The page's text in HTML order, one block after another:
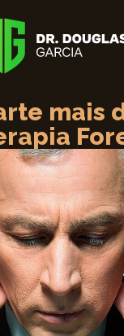
mais